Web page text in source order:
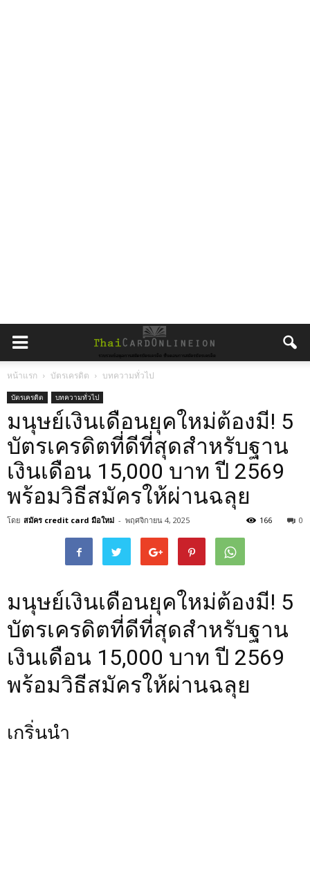
หน้าแรก บัตรเครดิต บทความทั่วไป
บัตรเครดิต บทความทั่วไป
มนุษย์เงินเดือนยุคใหม่ต้องมี! 5
บัตรเครดิตที่ดีที่สุดสำหรับฐาน
เงินเดือน 15,000 บาท ปี 2569
พร้อมวิธีสมัครให้ผ่านฉลุย
โดย สมัคร credit card มือใหม่ - พฤศจิกายน 4, 2025 0
166
มนุษย์เงินเดือนยุคใหม่ต้องมี! 5
บัตรเครดิตที่ดีที่สุดสำหรับฐาน
เงินเดือน 15,000 บาท ปี 2569
พร้อมวิธีสมัครให้ผ่านฉลุย
เกริ่นนำ